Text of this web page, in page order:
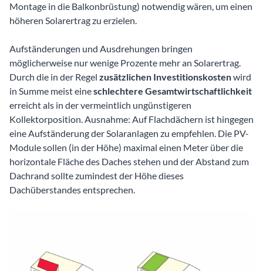
Montage in die Balkonbrüstung) notwendig wären, um einen
höheren Solarertrag zu erzielen.
Aufständerungen und Ausdrehungen bringen
möglicherweise nur wenige Prozente mehr an Solarertrag.
Durch die in der Regel zusätzlichen Investitionskostenwird
in Summe meist eineschlechtere Gesamtwirtschaftlichkeit
erreicht als in der vermeintlich ungünstigeren
Kollektorposition. Ausnahme: Auf Flachdächern ist hingegen
eine Aufständerung der Solaranlagen zu empfehlen. Die PV-
Module sollen (in der Höhe) maximal einen Meter über die
horizontale Fläche des Daches stehen und der Abstand zum
Dachrand sollte zumindest der Höhe dieses
Dachüberstandes entsprechen.